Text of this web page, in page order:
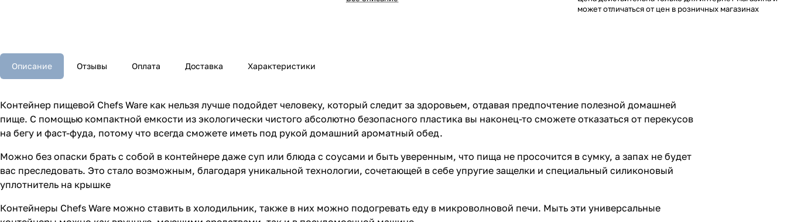
может отличаться от цен в розничных магазинах
Описание Отзывы Оплата Доставка Характеристики
Контейнер пищевой Chefs Ware как нельзя лучше подойдет человеку, который следит за здоровьем, отдавая предпочтение полезной домашней
пище. С помощью компактной емкости из экологически чистого абсолютно безопасного пластика вы наконец-то сможете отказаться от перекусов
на бегу и фаст-фуда, потому что всегда сможете иметь под рукой домашний ароматный обед.
Можно без опаски брать с собой в контейнере даже суп или блюда с соусами и быть уверенным, что пища не просочится в сумку, а запах не будет
вас преследовать. Это стало возможным, благодаря уникальной технологии, сочетающей в себе упругие защелки и специальный силиконовый
уплотнитель на крышке
Контейнеры Chefs Ware можно ставить в холодильник, также в них можно подогревать еду в микроволновой печи. Мыть эти универсальные